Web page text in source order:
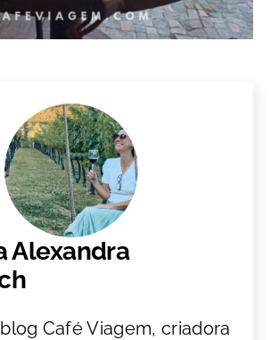
Alexandra
Café Viagem, criadora